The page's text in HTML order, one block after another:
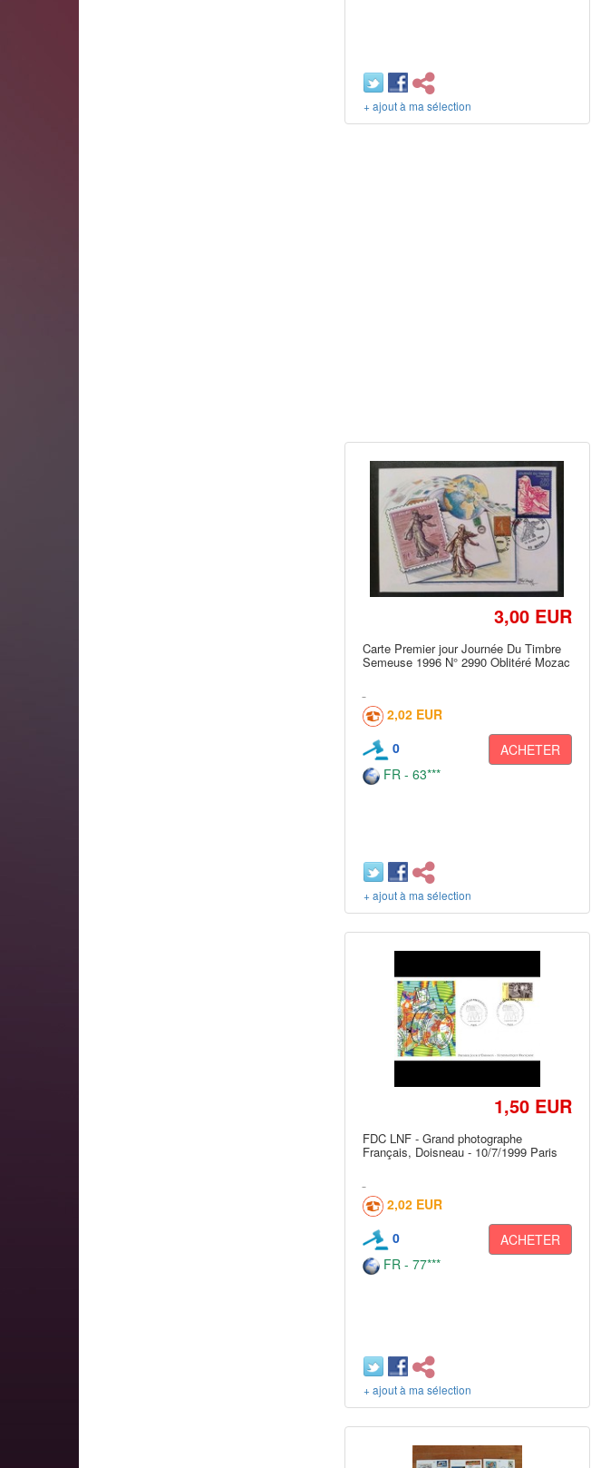
+ ajout à ma sélection
3,00 EUR
Carte Premier jour Journée Du Timbre
Semeuse 1996 N° 2990 Oblitéré Mozac
2,02 EUR
0
ACHETER
FR - 63***
+ ajout à ma sélection
1,50 EUR
FDC LNF - Grand photographe
Français, Doisneau - 10/7/1999 Paris
2,02 EUR
0
ACHETER
FR - 77***
+ ajout à ma sélection